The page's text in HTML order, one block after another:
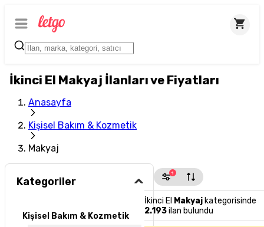
İkinci El Makyaj İlanları ve Fiyatları
Anasayfa
Kişisel Bakım & Kozmetik
Makyaj
Kategoriler
Kişisel Bakım & Kozmetik
1
İkinci El Makyajkategorisinde
2.193ilan bulundu